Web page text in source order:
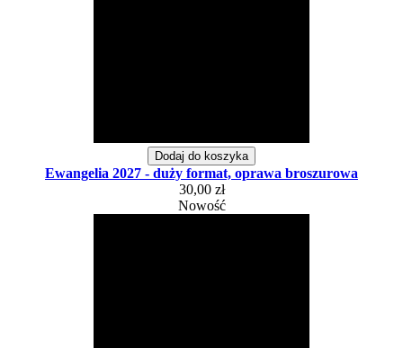
Dodaj do koszyka
Ewangelia 2027 - duży format, oprawa broszurowa
30,00 zł
Nowość